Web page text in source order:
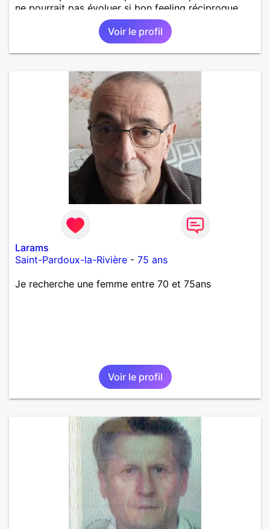
ne pourrait pas évoluer si bon feeling réciproque...
Je recherche de la proximité car je ne souhaite pas
vivre sous le même toit.Voir le profil
Larams
Saint-Pardoux-la-Rivière - 75 ans
Je recherche une femme entre 70 et 75ans
Voir le profil